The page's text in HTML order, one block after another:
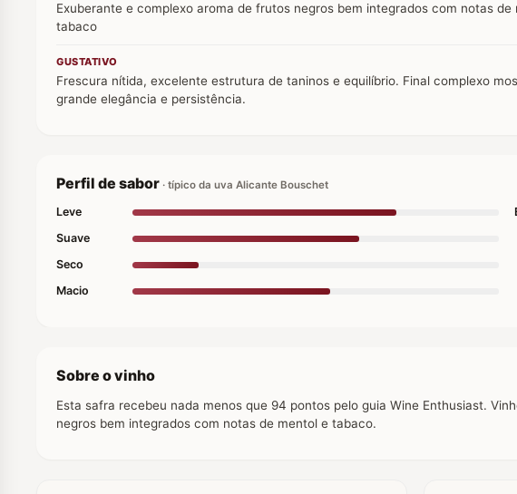
Exuberante e complexo aroma de frutos negros bem integrados com notas de
tabaco
GUSTATIVO
Frescura nítida, excelente estrutura de taninos e equilíbrio. Final complexo
grande elegância e persistência.
Perfil de sabor · típico da uva Alicante Bouschet
Leve
Suave
Seco
Macio
Sobre o vinho
Esta safra recebeu nada menos que 94 pontos pelo guia Wine Enthusiast.
negros bem integrados com notas de mentol e tabaco.